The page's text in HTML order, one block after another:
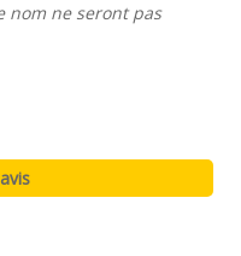
nom ne seront pas